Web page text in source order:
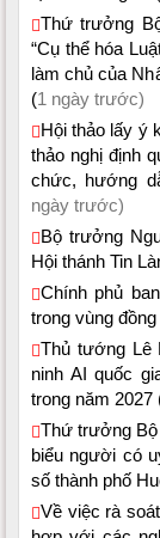
Thứ trưởng
“Cụ thể hóa
làm chủ của
(1 ngày trước)
Hội thảo lấy ý
thảo nghị định
chức, hướng
ngày trước)
Bộ trưởng
Hội thánh Tin
Chính phủ
trong vùng
Thủ tướng Lê
ninh AI quốc
trong năm 2027
Thứ trưởng Bộ
biểu người có
số thành phố
Về việc rà